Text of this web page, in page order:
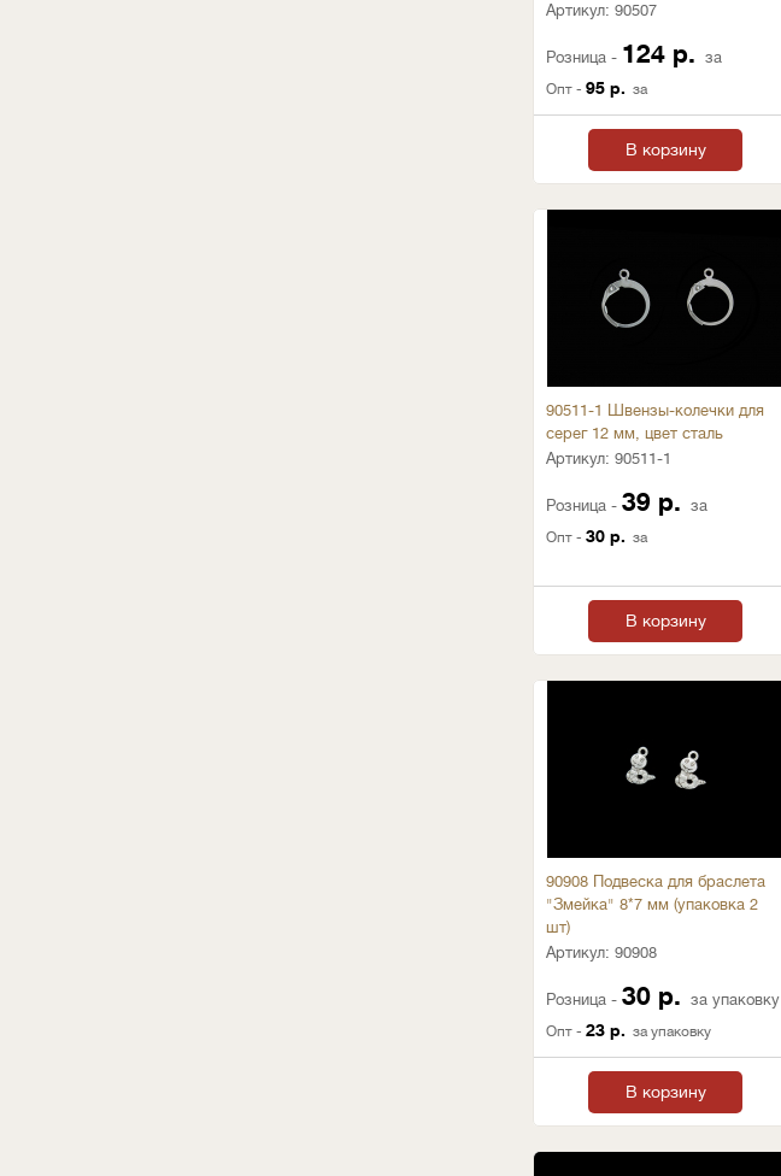
Артикул: 90507
Розница - 124 р. за
Опт - 95 р. за
В корзину
90511-1 Швензы-колечки для
серег 12 мм, цвет сталь
Артикул: 90511-1
Розница - 39 р. за
Опт - 30 р. за
В корзину
90908 Подвеска для браслета
"Змейка" 8*7 мм (упаковка 2
шт)
Артикул: 90908
Розница - 30 р. за упаковку
Опт - 23 р. за упаковку
В корзину